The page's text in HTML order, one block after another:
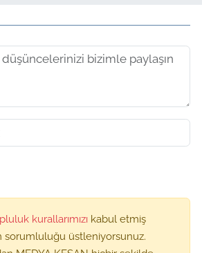
kurallarımızı kabul etmiş
üstleniyorsunuz.